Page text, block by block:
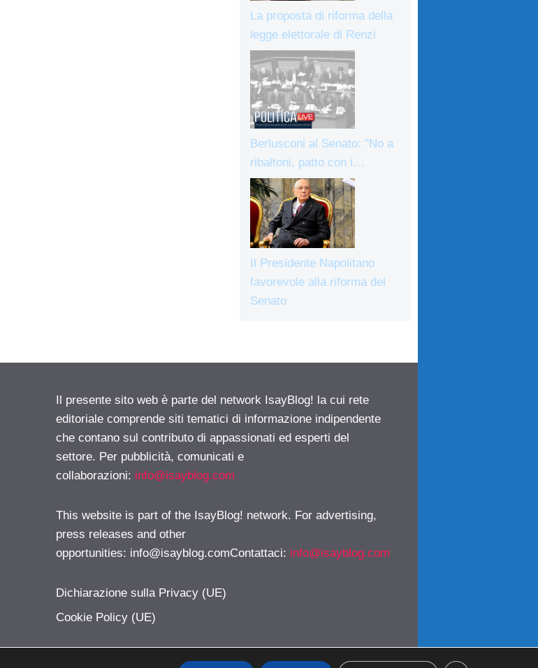
La proposta di riforma della
legge elettorale di Renzi
Berlusconi al Senato: "No a
ribaltoni, patto con i…
Il Presidente Napolitano
favorevole alla riforma del
Senato
Il presente sito web è parte del network IsayBlog! la cui rete
editoriale comprende siti tematici di informazione indipendente
che contano sul contributo di appassionati ed esperti del
settore. Per pubblicità, comunicati e
collaborazioni: info@isayblog.com
This website is part of the IsayBlog! network. For advertising,
press releases and other
opportunities: info@isayblog.comContattaci: info@isayblog.com
Dichiarazione sulla Privacy (UE)
Cookie Policy (UE)